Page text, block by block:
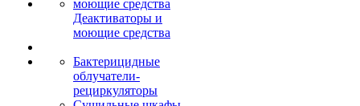
Деактиваторы и
моющие средства
Бактерицидные
облучатели-
рециркуляторы